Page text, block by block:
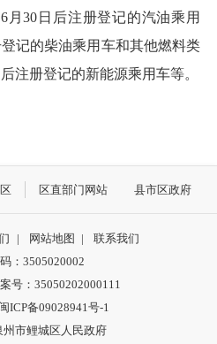
月30日后注册登记的汽油乘用
记的柴油乘用车和其他燃料类
注册登记的新能源乘用车等。
区直部门网站 县市区政府
| 网站地图 |
联系我们
：3505020002
号：35050202000111
ICP备09028941号-1
州市鲤城区人民政府